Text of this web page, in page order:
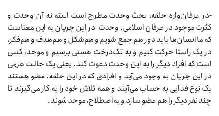
-در عرفان‌‌واره ‌حلقه، بحث وحدت مطرح است البته نه آن وحدت و
کثرت موجود در عرفان اسلامی. وحدت در ‌این جریان به این معناست
که ما انسان‌ها باید دور هم جمع شویم و هم‌شکل و هم‌هدف و هم‌فکر،
در یک‌ راستا حرکت کنیم و به تک‌درخت هستی برسیم و موحد، کسی
است که افراد دیگر را به این وحدت دعوت کند. یعنی یک حالت هرمی
در این جریان به وجود می‌آید و افرادی که در این حلقه، عضو هستند
یک نوع فدایی به حساب می‌آیند و همه تلاش خود را به کار می‌گیرند تا
چند نفر دیگر را هم عضو سازد و به‌اصطلاح، موحد شوند.